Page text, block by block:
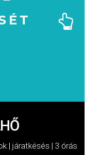
| járatkésés | 3 órás